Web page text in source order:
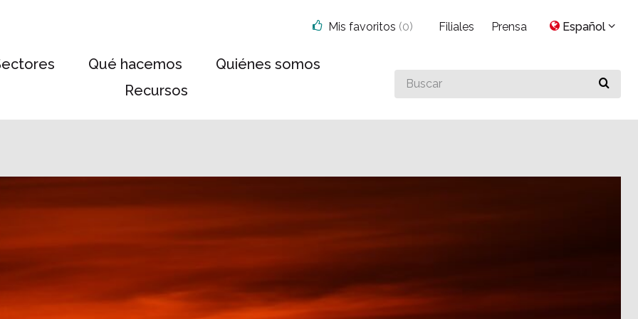
Qué hacemos
Quiénes somos
Recursos
Buscar
algo
Mis favoritos (0) Filiales Prensa Español